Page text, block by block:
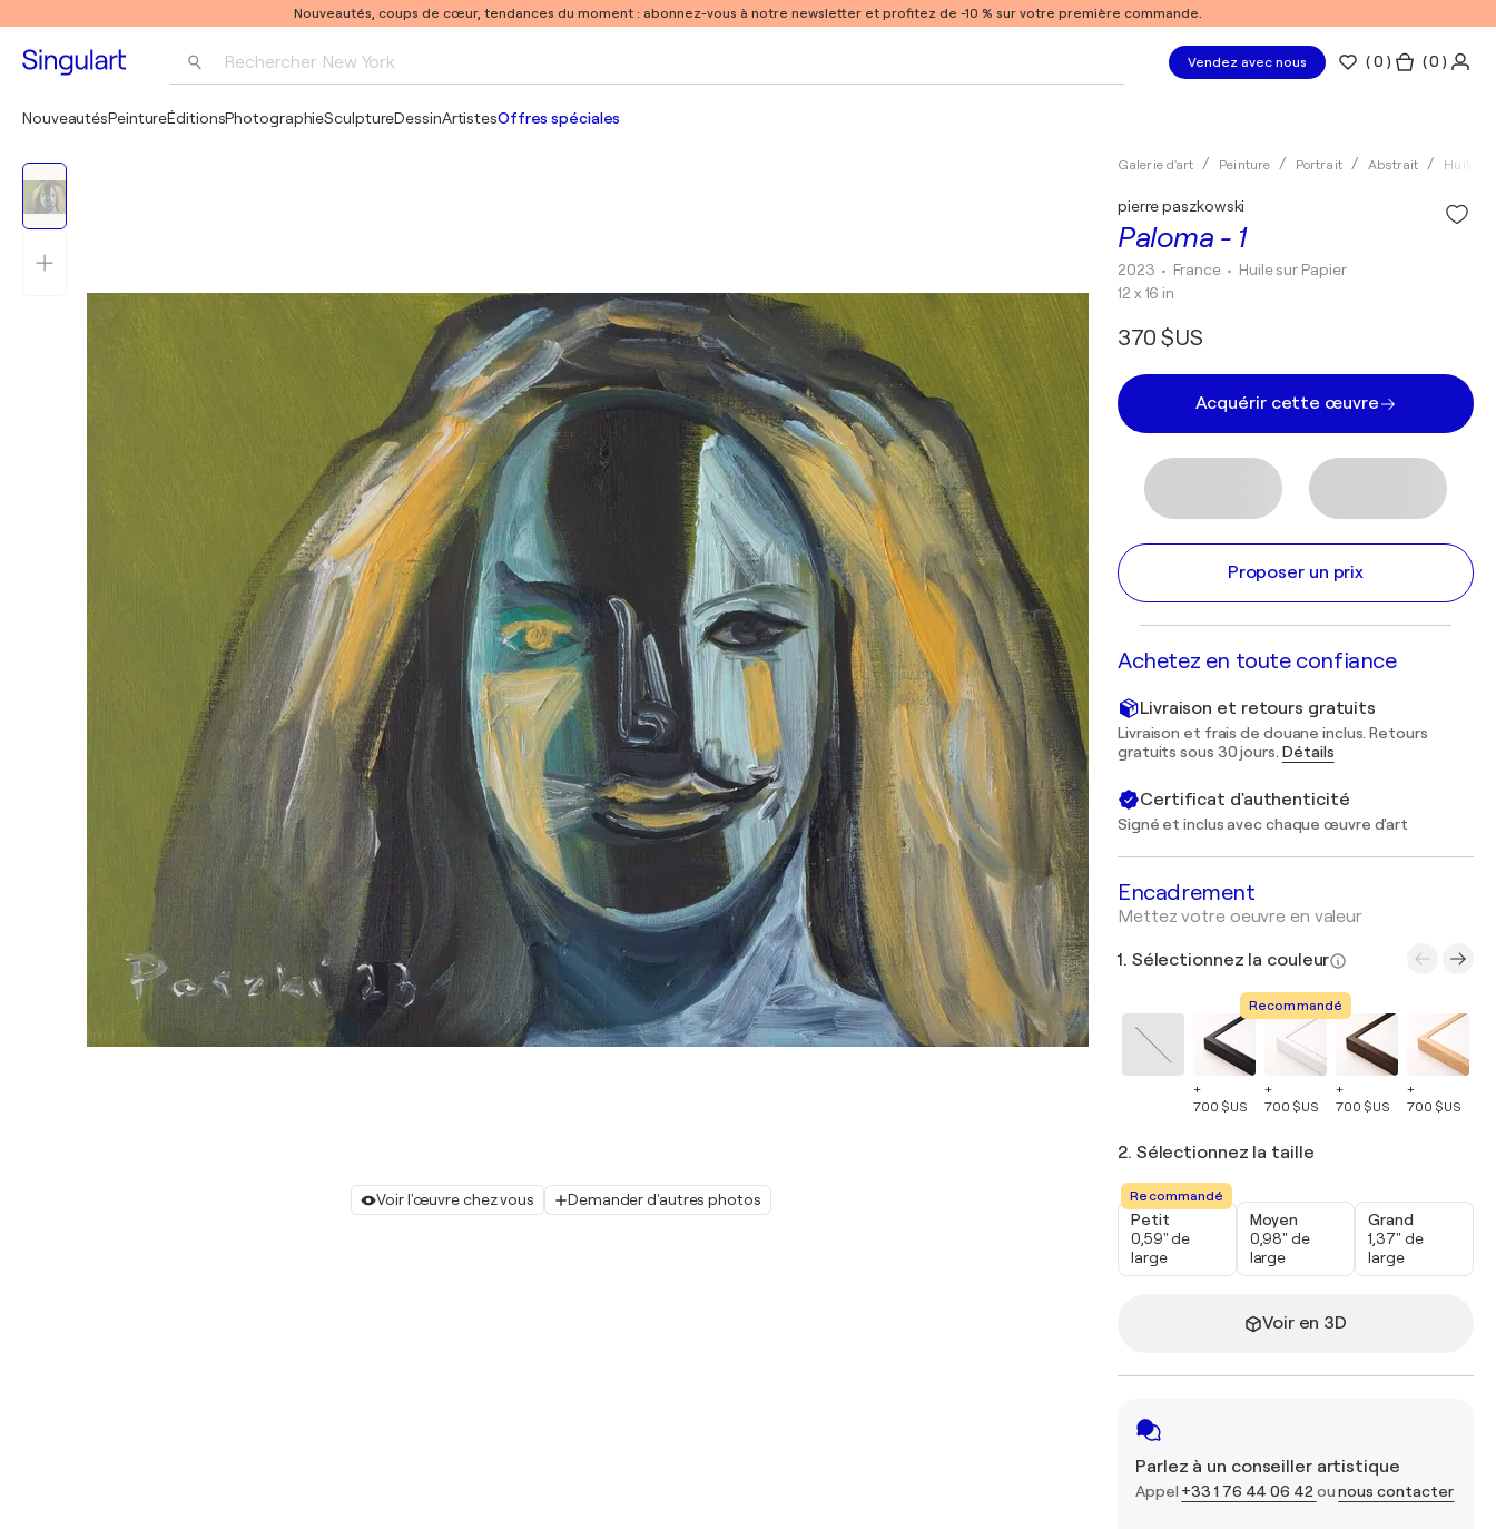
Nouveautés, coups de cœur, tendances du moment : abonnez-vous à notre newsletter et profitez de -10 % sur votre première commande.
Rechercher New York Vendez avec nous (0 ) ( 0 )
NouveautésPeintureÉditionsPhotographieSculptureDessinArtistesOffres spéciales
Voir l'œuvre chez vous Demander d'autres photos
Galerie d'art Peinture Portrait Abstrait Huile
Paloma - 1
pierre paszkowski
2023 • France • Huile sur Papier
12 x 16 in
370 $US
Acquérir cette œuvre
Proposer un prix
Achetez en toute confiance
Livraison et retours gratuits
Livraison et frais de douane inclus. Retours
gratuits sous 30 jours. Détails
Certificat d'authenticité
Signé et inclus avec chaque œuvre d'art
Encadrement
Mettez votre oeuvre en valeur
1. Sélectionnez la couleur
+
700 $US
Recommandé
+
700 $US
+
700 $US
+
700 $US
2. Sélectionnez la taille
Recommandé
Petit
0,59" de
large
Moyen
0,98" de
large
Grand
1,37" de
large
Voir en 3D
Parlez à un conseiller artistique
Appel +33 1 76 44 06 42 ounous contacter